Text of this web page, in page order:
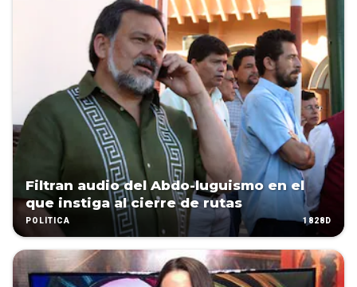
Filtran audio del Abdo-luguismo en el
que instiga al cierre de rutas
POLÍTICA 1828D